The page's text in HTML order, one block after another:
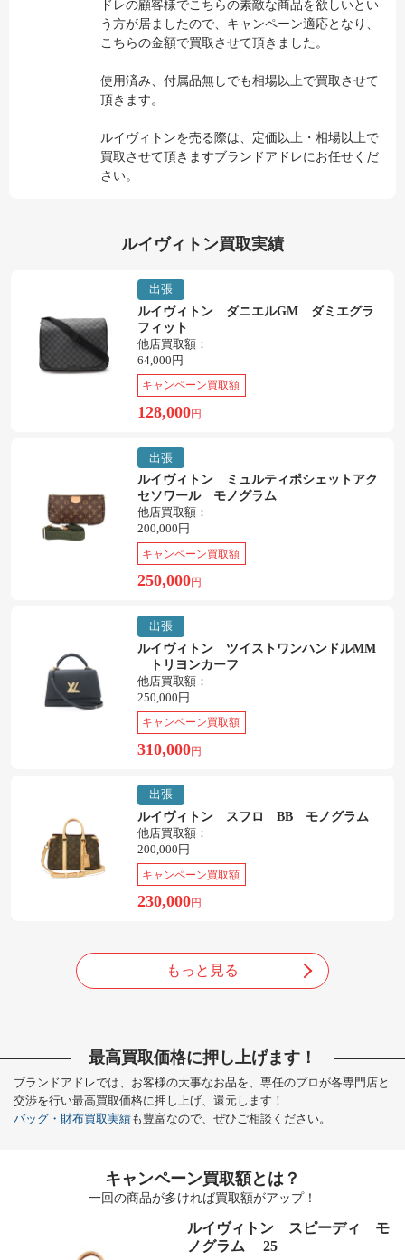
ドレの顧客様でこちらの素敵な商品を欲しいとい
う方が居ましたので、キャンペーン適応となり、
こちらの金額で買取させて頂きました。
使用済み、付属品無しでも相場以上で買取させて
頂きます。
ルイヴィトンを売る際は、定価以上・相場以上で
買取させて頂きますブランドアドレにお任せくだ
さい。
ルイヴィトン買取実績
出張
ルイヴィトン ダニエルGM ダミエグラ
フィット
他店買取額：
64,000円
キャンペーン買取額
128,000円
出張
ルイヴィトン ミュルティポシェットアク
セソワール モノグラム
他店買取額：
200,000円
キャンペーン買取額
250,000円
出張
ルイヴィトン ツイストワンハンドルMM
トリヨンカーフ
他店買取額：
250,000円
キャンペーン買取額
310,000円
出張
ルイヴィトン スフロ BB モノグラム
他店買取額：
200,000円
キャンペーン買取額
230,000円
もっと見る
最高買取価格に押し上げます！
ブランドアドレでは、お客様の大事なお品を、専任のプロが各専門店と
交渉を行い最高買取価格に押し上げ、還元します！
バッグ・財布買取実績も豊富なので、ぜひご相談ください。
キャンペーン買取額とは？
一回の商品が多ければ買取額がアップ！
ルイヴィトン スピーディ モ
ノグラム 25